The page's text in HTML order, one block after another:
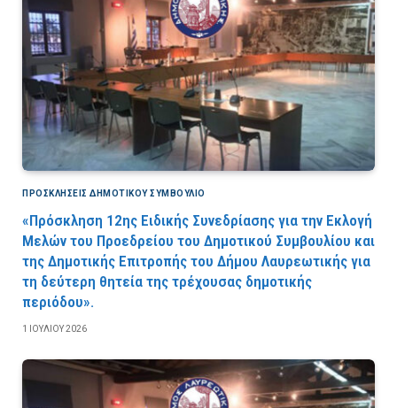
ΠΡΟΣΚΛΉΣΕΙΣ ΔΗΜΟΤΙΚΟΎ ΣΥΜΒΟΎΛΙΟ
«Πρόσκληση 12ης Ειδικής Συνεδρίασης για την Εκλογή
Μελών του Προεδρείου του Δημοτικού Συμβουλίου και
της Δημοτικής Επιτροπής του Δήμου Λαυρεωτικής για
τη δεύτερη θητεία της τρέχουσας δημοτικής
περιόδου».
1 ΙΟΥΛΊΟΥ 2026